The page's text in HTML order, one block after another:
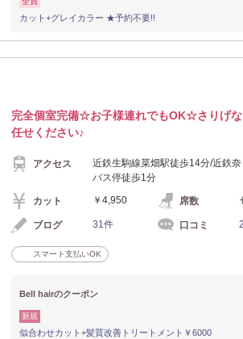
カット+グレイカラー ★予約不要!!
完全個室完備☆お子様連れでもOK☆さりげ
任せください♪
アクセス
近鉄生駒線菜畑駅徒歩14分/近鉄
バス停徒歩1分
カット ￥4,950 席数
ブログ 31件 口コミ
スマート支払いOK
Bell hairのクーポン
新規
似合わせカット+髪質改善トリートメント￥6000